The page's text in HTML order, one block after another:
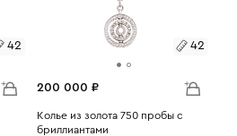
42 42
200 000 ₽
Размеры:
Колье из золота 750 пробы с
бриллиантами